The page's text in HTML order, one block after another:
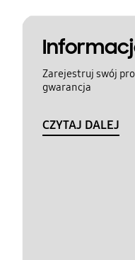
Zarejestruj swój
gwarancja
CZYTAJ DALEJ